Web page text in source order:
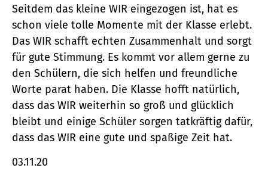
Seitdem das kleine WIR eingezogen ist, hat es
schon viele tolle Momente mit der Klasse erlebt.
Das WIR schafft echten Zusammenhalt und sorgt
für gute Stimmung. Es kommt vor allem gerne zu
den Schülern, die sich helfen und freundliche
Worte parat haben. Die Klasse hofft natürlich,
dass das WIR weiterhin so groß und glücklich
bleibt und einige Schüler sorgen tatkräftig dafür,
dass das WIR eine gute und spaßige Zeit hat.
03.11.20